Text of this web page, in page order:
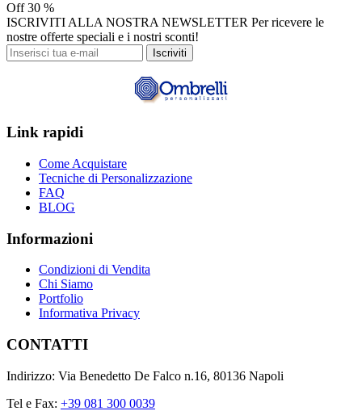
Off30 %
ISCRIVITI ALLA NOSTRA NEWSLETTER Per ricevere le
nostre offerte speciali e i nostri sconti!
Iscriviti
Link rapidi
Come Acquistare
Tecniche di Personalizzazione
FAQ
BLOG
Informazioni
Condizioni di Vendita
Chi Siamo
Portfolio
Informativa Privacy
CONTATTI
Indirizzo: Via Benedetto De Falco n.16, 80136 Napoli
Tel e Fax: +39 081 300 0039